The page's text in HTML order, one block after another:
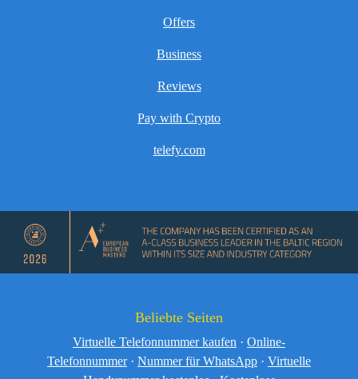
Offers
Business
Reviews
Pay with Crypto
telefy.com
Beliebte Seiten
Virtuelle Telefonnummer kaufen · Online-
Telefonnummer · Nummer für WhatsApp · Virtuelle